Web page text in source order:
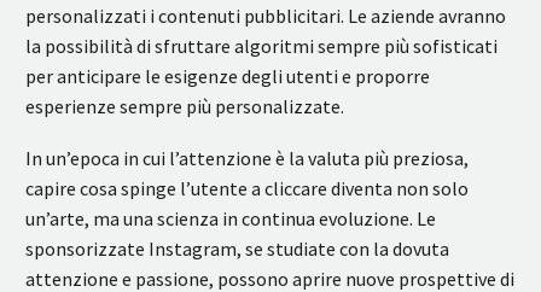
personalizzati i contenuti pubblicitari. Le aziende avranno
la possibilità di sfruttare algoritmi sempre più sofisticati
per anticipare le esigenze degli utenti e proporre
esperienze sempre più personalizzate.
In un’epoca in cui l’attenzione è la valuta più preziosa,
capire cosa spinge l’utente a cliccare diventa non solo
un’arte, ma una scienza in continua evoluzione. Le
sponsorizzate Instagram, se studiate con la dovuta
attenzione e passione, possono aprire nuove prospettive di